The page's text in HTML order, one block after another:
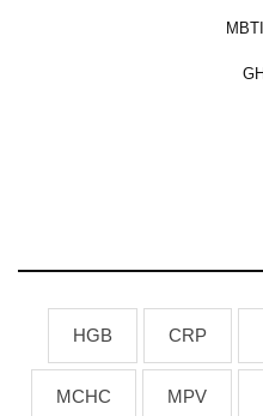
CRP
HGB
MPV
MCHC